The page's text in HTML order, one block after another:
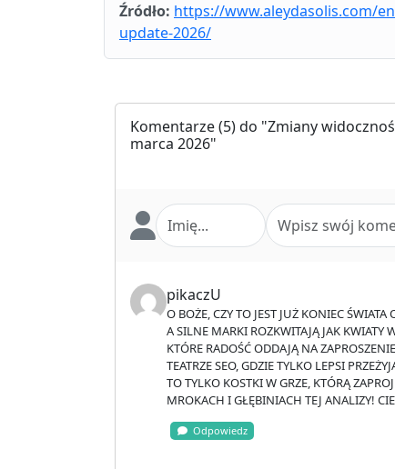
Źródło: https://www.aleydasolis.com/
update-2026/
Komentarze(5) do "Zmiany
marca 2026"
pikaczU
O BOŻE, CZY TO JEST JUŻ KONIEC
A SILNE MARKI ROZKWITAJĄ JAK KWIATY
KTÓRE RADOŚĆ ODDAJĄ NA
TEATRZE SEO, GDZIE TYLKO LEPSI
TO TYLKO KOSTKI W GRZE, KTÓRĄ
MROKACH I GŁĘBINIACH TEJ ANALIZY!
Odpowiedz